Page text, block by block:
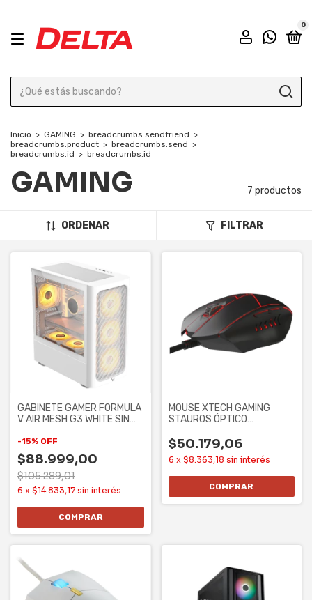
0
Inicio > GAMING > breadcrumbs.sendfriend >
breadcrumbs.product > breadcrumbs.send >
breadcrumbs.id > breadcrumbs.id
GAMING 7 productos
ORDENAR FILTRAR
GABINETE GAMER FORMULA
V AIR MESH G3 WHITE SIN
-15% OFF
$88.999,00
$105.289,01
6 x $14.833,17 sin interés
MOUSE XTECH GAMING
STAUROS ÓPTICO
7200
$50.179,06
6 x $8.363,18 sin interés